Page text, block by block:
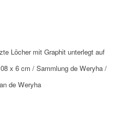
Löcher mit Graphit unterlegt auf
x 6 cm / Sammlung de Weryha /
de Weryha